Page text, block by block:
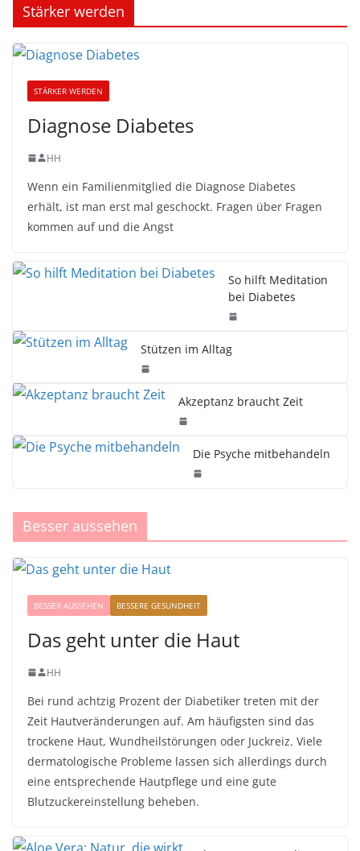
Stärker werden
STÄRKER WERDEN
Diagnose Diabetes
HH
Wenn ein Familienmitglied die Diagnose Diabetes
erhält, ist man erst mal geschockt. Fragen über Fragen
kommen auf und die Angst
So hilft Meditation
bei Diabetes
Stützen im Alltag
Akzeptanz braucht Zeit
Die Psyche mitbehandeln
Besser aussehen
BESSER AUSSEHEN BESSERE GESUNDHEIT
Das geht unter die Haut
HH
Bei rund achtzig Prozent der Diabetiker treten mit der
Zeit Hautveränderungen auf. Am häufigsten sind das
trockene Haut, Wundheilstörungen oder Juckreiz. Viele
dermatologische Probleme lassen sich allerdings durch
eine entsprechende Hautpflege und eine gute
Blutzuckereinstellung beheben.